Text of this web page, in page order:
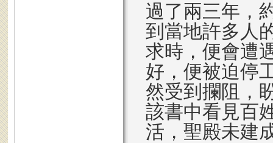
過了兩三年，
到當地許多人
求時，便會遭
好，便被迫停
然受到攔阻，
該書中看見百
活，聖殿未建